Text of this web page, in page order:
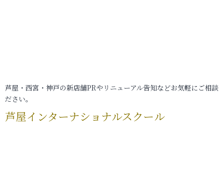
芦屋・西宮・神戸の新店舗PRやリニューアル告知などお気軽にご相
ださい。
芦屋インターナショナルスクール